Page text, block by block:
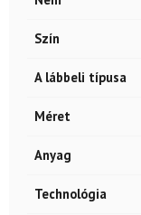
Szín
A lábbeli típusa
Méret
Anyag
Technológia